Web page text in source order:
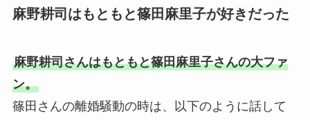
麻野耕司はもともと篠田麻里子が好きだった
麻野耕司さんはもともと篠田麻里子さんの大ファ
ン。
篠田さんの離婚騒動の時は、以下のように話して